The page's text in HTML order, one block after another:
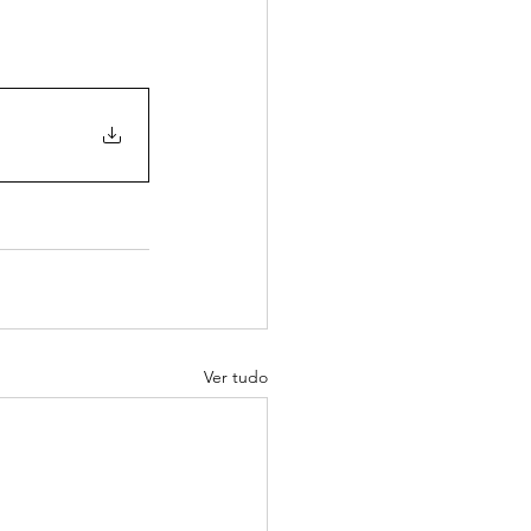
Ver tudo